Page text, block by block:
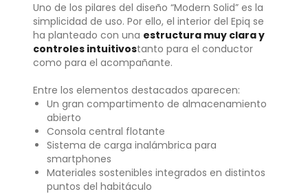
Uno de los pilares del diseño “Modern Solid” es la
simplicidad de uso. Por ello, el interior del Epiq se
ha planteado con una estructura muy clara y
controles intuitivostanto para el conductor
como para el acompañante.
Entre los elementos destacados aparecen:
Un gran compartimento de almacenamiento
abierto
Consola central flotante
Sistema de carga inalámbrica para
smartphones
Materiales sostenibles integrados en distintos
puntos del habitáculo